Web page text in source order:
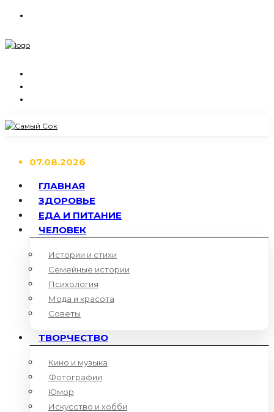
07.08.2026
ГЛАВНАЯ
ЗДОРОВЬЕ
ЕДА И ПИТАНИЕ
ЧЕЛОВЕК
Истории и стихи
Семейные истории
Психология
Мода и красота
Советы
ТВОРЧЕСТВО
Кино и музыка
Фотографии
Юмор
Искусство и хобби